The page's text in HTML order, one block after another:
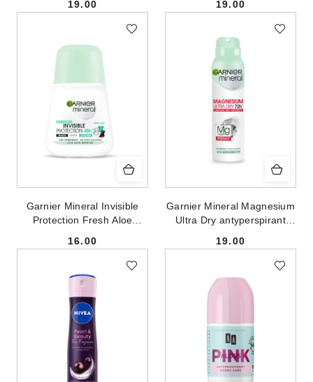
Cena:
19.00
Cena:
19.00
Garnier Mineral Invisible
Protection Fresh Aloe
Cena:
16.00
Garnier Mineral Magnesium
Ultra Dry antyperspirant
Cena:
19.00